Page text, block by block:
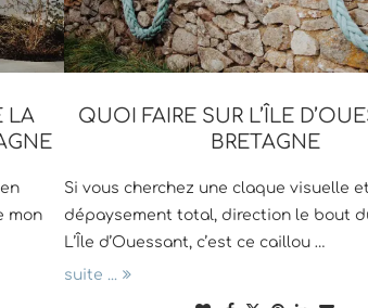
LA
mon
QUOI FAIRE SUR L’ÎLE
BRETAGNE
Si vous cherchez une claque visuelle
dépaysement total, direction le bout
L’Île d’Ouessant, c’est ce caillou …
suite ...